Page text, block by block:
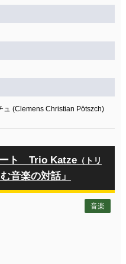
ュ (Clemens Christian Pötszch)
プラットワンコインコンサート Trio Katze（トリ
音楽の対話」
音楽